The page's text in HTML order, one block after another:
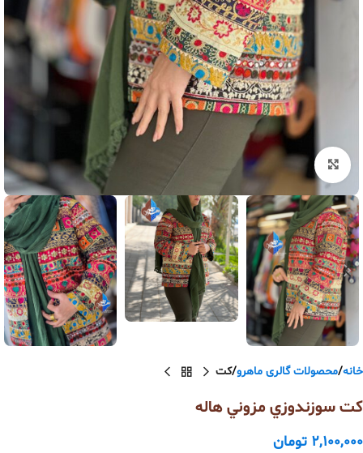
بزرگنمایی تصویر
خانه محصولات گالری ماهرو کت
كت سوزندوزي مزوني هاله
2,100,000 تومان